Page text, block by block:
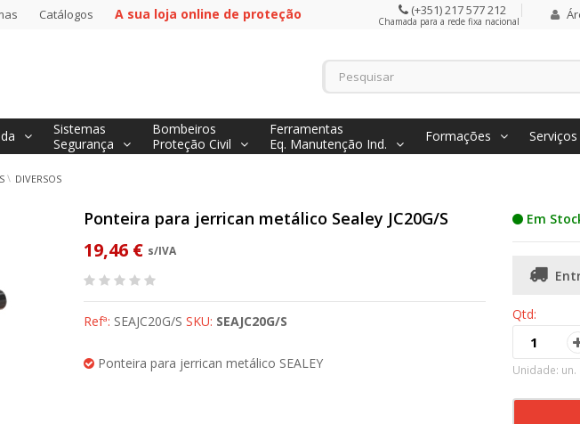
Catálogos A sua loja online de proteção (+351) 217 577 212
Chamada para a rede fixa nacional
Sistemas
Segurança
Bombeiros
Proteção Civil
Ferramentas
Eq. Manutenção Ind.
Formações Serviços
DIVERSOS
Ponteira para jerrican metálico Sealey JC20G/S
19,46 € s/IVA
Refª: SEAJC20G/S SKU: SEAJC20G/S
Ponteira para jerrican metálico SEALEY
Em
Qtd:
Unidade: un.